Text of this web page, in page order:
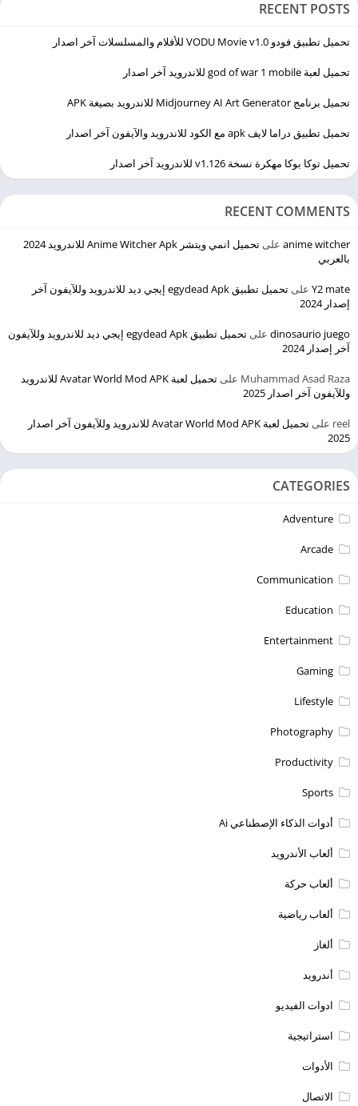
RECENT POSTS
تحميل تطبيق فودو VODU Movie v1.0 للأفلام والمسلسلات آخر اصدار
تحميل لعبة god of war 1 mobile للاندرويد آخر اصدار
تحميل برنامج Midjourney AI Art Generator للاندرويد بصيغة APK
تحميل تطبيق دراما لايف apk مع الكود للاندرويد والآيفون آخر اصدار
تحميل توكا بوكا مهكرة نسخة v1.126 للاندرويد آخر اصدار
RECENT COMMENTS
anime witcher على
تحميل انمي ويتشر Anime Witcher Apk للاندرويد 2024
بالعربي
Y2 mate على
تحميل تطبيق egydead Apk إيجي ديد للاندرويد وللآيفون آخر
إصدار 2024
dinosaurio juego على
تحميل تطبيق egydead Apk إيجي ديد للاندرويد وللآيفون
آخر إصدار 2024
Muhammad Asad Raza على
تحميل لعبة Avatar World Mod APK للاندرويد
وللآيفون آخر اصدار 2025
reel على
تحميل لعبة Avatar World Mod APK للاندرويد وللآيفون آخر اصدار
2025
CATEGORIES
Adventure
Arcade
Communication
Education
Entertainment
Gaming
Lifestyle
Photography
Productivity
Sports
أدوات الذكاء الإصطناعي Ai
ألعاب الأندرويد
ألعاب حركة
ألعاب رياضية
ألغاز
أندرويد
ادوات الفيديو
استراتيجية
الأدوات
الاتصال